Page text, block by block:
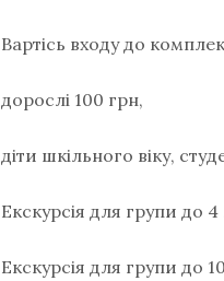
Вартісь входу до
дорослі 100 грн,
діти шкільного віку,
Екскурсія для групи до
Екскурсія для групи до